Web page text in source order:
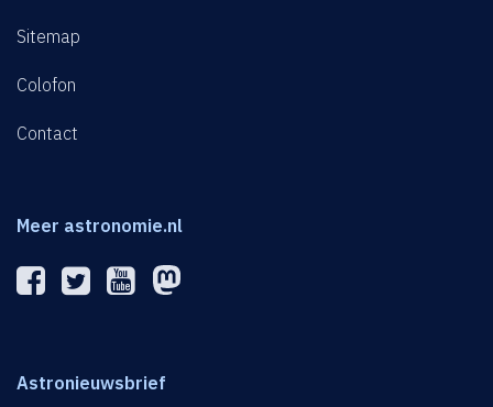
Sitemap
Colofon
Contact
Meer astronomie.nl
Astronieuwsbrief